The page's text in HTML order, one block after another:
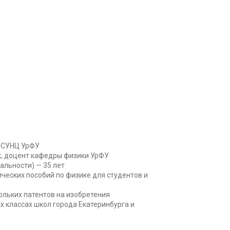
СУНЦ УрФУ
доцент кафедры физики УрФУ
— 35 лет
пособий по физике для студентов и
патентов на изобретения
классах школ города Екатеринбурга и